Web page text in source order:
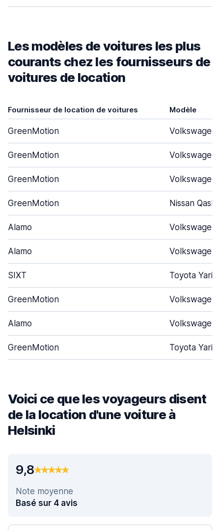
Les modèles de voitures les plus
courants chez les fournisseurs de
voitures de location
Fournisseur de location de voitures Modèle
GreenMotion Volkswagen
GreenMotion Volkswagen
GreenMotion Volkswagen
GreenMotion Nissan
Alamo Volkswagen
Alamo Volkswagen
SIXT Toyota Yaris
GreenMotion Volkswagen
Alamo Volkswagen
GreenMotion Toyota Yaris
Voici ce que les voyageurs disent
de la location d'une voiture à
Helsinki
9,8
Note moyenne
Basé sur 4 avis